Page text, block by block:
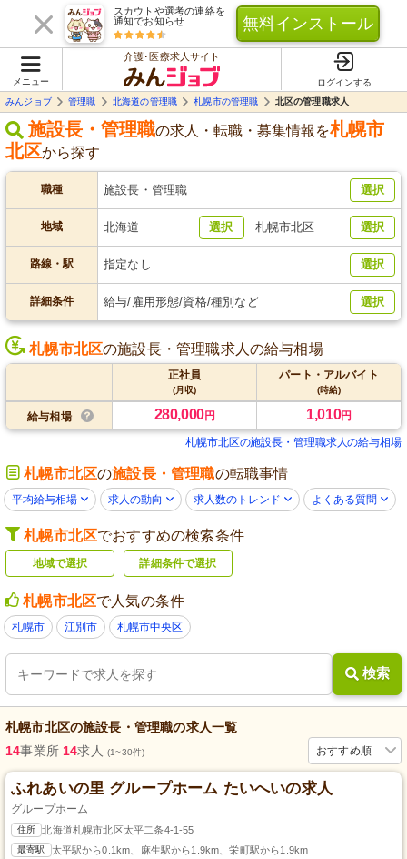
スカウトや選考の連絡を
通知でお知らせ
無料インストール
メニュー
介護･医療求人サイト
ログインする
みんジョブ
管理職 北海道の管理職 札幌市の管理職 北区の管理職求人
施設長・管理職の求人・転職・募集情報を札幌市
北区から探す
職種 施設長・管理職 選択
地域 北海道 選択 札幌市北区 選択
路線・駅 指定なし 選択
詳細条件 給与/雇用形態/資格/種別など 選択
札幌市北区の施設長・管理職求人の給与相場
正社員
(月収)
パート・アルバイト
(時給)
給与相場 280,000円 1,010円
札幌市北区の施設長・管理職求人の給与相場
札幌市北区の施設長・管理職の転職事情
平均給与相場 求人の動向 求人数のトレンド よくある質問
札幌市北区でおすすめの検索条件
地域で選択 詳細条件で選択
札幌市北区で人気の条件
札幌市 江別市 札幌市中央区
検索
札幌市北区の施設長・管理職の求人一覧
おすすめ順
14事業所 14求人 (1~30件)
ふれあいの里 グループホーム たいへいの求人
グループホーム
住所 北海道札幌市北区太平二条4-1-55
最寄駅 太平駅から0.1km、麻生駅から1.9km、栄町駅から1.9km